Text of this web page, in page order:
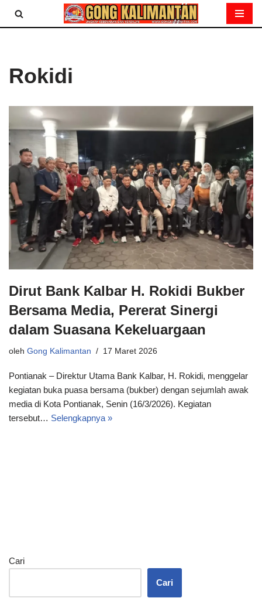
Lompat
Rokidi
Dirut Bank Kalbar H. Rokidi Bukber
Bersama Media, Pererat Sinergi
dalam Suasana Kekeluargaan
oleh Gong Kalimantan 17 Maret 2026
Pontianak – Direktur Utama Bank Kalbar, H. Rokidi, menggelar
kegiatan buka puasa bersama (bukber) dengan sejumlah awak
media di Kota Pontianak, Senin (16/3/2026). Kegiatan
tersebut… Selengkapnya »
Cari
Cari